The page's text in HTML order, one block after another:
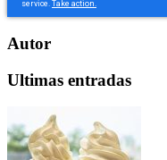
Autor
Ultimas entradas